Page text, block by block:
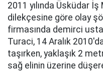
2011 yılında Üsküdar
dilekçesine göre olay
firmasında demirci
Turaci, 14 Aralık
taşırken, yaklaşık 2
sağ elinin üzerine